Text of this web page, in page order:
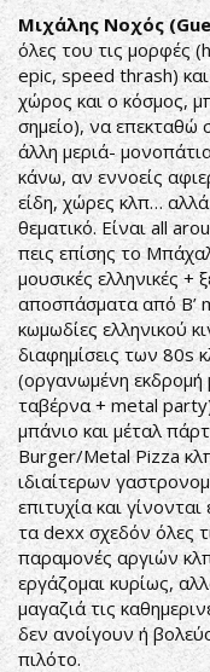
Μιχάλης Νοχός
όλες του τις μορφές
epic, speed thrash)
χώρος και ο κόσμος,
σημείο), να επεκταθώ
άλλη μεριά-
κάνω, αν εννοείς
είδη, χώρες κλπ…
θεματικό. Είναι all
πεις επίσης το
μουσικές ελληνικές +
αποσπάσματα από B’
κωμωδίες ελληνικού
διαφημίσεις των 80s
(οργανωμένη
ταβέρνα + metal
μπάνιο και μέταλ
Burger/Metal Pizza
ιδιαίτερων
επιτυχία και
τα dexx σχεδόν όλες
παραμονές αργιών
εργάζομαι κυρίως,
μαγαζιά τις
δεν ανοίγουν ή
πιλότο.